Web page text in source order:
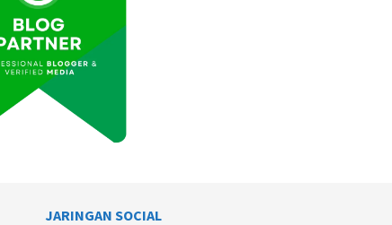
JARINGAN SOCIAL